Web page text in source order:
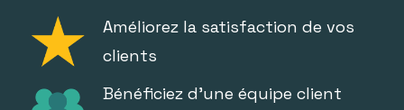
Améliorez la satisfaction de vos
clients
Bénéficiez d'une équipe client